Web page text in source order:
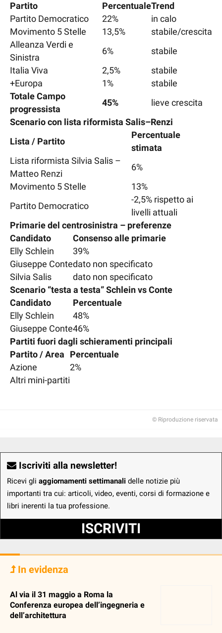
Partito
PercentualeTrend
Partito Democratico
22%
in calo
Movimento 5 Stelle
13,5%
stabile/crescita
Alleanza Verdi e
Sinistra
6%
stabile
Italia Viva
2,5%
stabile
+Europa
1%
stabile
Totale Campo
progressista
45%
lieve crescita
Scenario con lista riformista Salis–Renzi
Lista / Partito
Percentuale
stimata
Lista riformista Silvia Salis –
Matteo Renzi
6%
Movimento 5 Stelle
13%
Partito Democratico
-2,5% rispetto ai
livelli attuali
Primarie del centrosinistra – preferenze
Candidato
Consenso alle primarie
Elly Schlein
39%
Giuseppe Contedato non specificato
Silvia Salis
dato non specificato
Scenario “testa a testa” Schlein vs Conte
Candidato
Percentuale
Elly Schlein
48%
Giuseppe Conte46%
Partiti fuori dagli schieramenti principali
Partito / Area
Percentuale
Azione
2%
Altri mini-partiti
© Riproduzione riservata
Iscriviti alla newsletter!
Ricevi gli aggiornamenti settimanali delle notizie più
importanti tra cui: articoli, video, eventi, corsi di formazione e
libri inerenti la tua professione.
ISCRIVITI
In evidenza
Al via il 31 maggio a Roma la
Conferenza europea dell’ingegneria e
dell’architettura